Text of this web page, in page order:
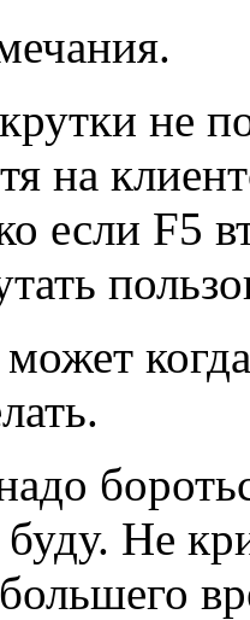
не
на
если F5
Не